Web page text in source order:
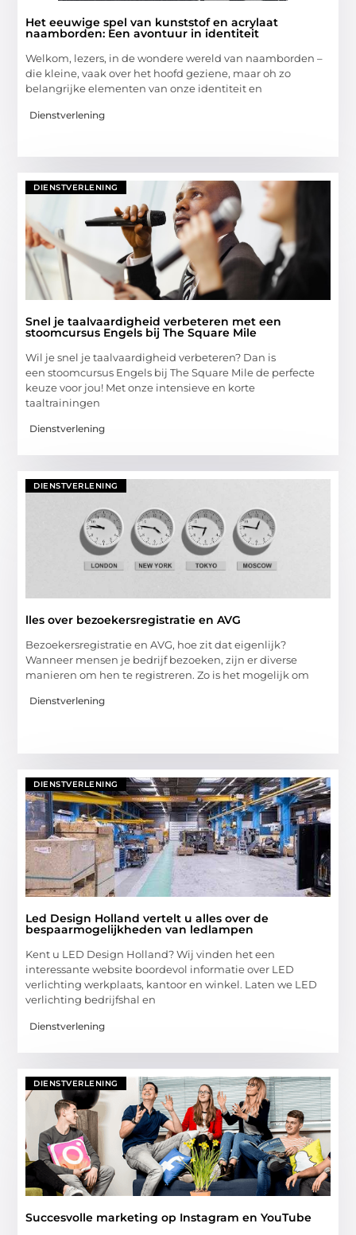
Het eeuwige spel van kunststof en acrylaat
naamborden: Een avontuur in identiteit
Welkom, lezers, in de wondere wereld van naamborden –
die kleine, vaak over het hoofd geziene, maar oh zo
belangrijke elementen van onze identiteit en
Dienstverlening
DIENSTVERLENING
Snel je taalvaardigheid verbeteren met een
stoomcursus Engels bij The Square Mile
Wil je snel je taalvaardigheid verbeteren? Dan is
een stoomcursus Engels bij The Square Mile de perfecte
keuze voor jou! Met onze intensieve en korte
taaltrainingen
Dienstverlening
DIENSTVERLENING
lles over bezoekersregistratie en AVG
Bezoekersregistratie en AVG, hoe zit dat eigenlijk?
Wanneer mensen je bedrijf bezoeken, zijn er diverse
manieren om hen te registreren. Zo is het mogelijk om
Dienstverlening
DIENSTVERLENING
Led Design Holland vertelt u alles over de
bespaarmogelijkheden van ledlampen
Kent u LED Design Holland? Wij vinden het een
interessante website boordevol informatie over LED
verlichting werkplaats, kantoor en winkel. Laten we LED
verlichting bedrijfshal en
Dienstverlening
DIENSTVERLENING
Succesvolle marketing op Instagram en YouTube